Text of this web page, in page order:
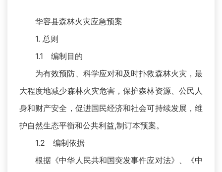
华容县森林火灾应急预案
1. 总则
1.1 编制目的
为有效预防、科学应对和及时扑救森林火灾，最
大程度地减少森林火灾危害，保护森林资源、公民人
身和财产安全，促进国民经济和社会可持续发展，维
护自然生态平衡和公共利益,制订本预案。
1.2 编制依据
根据《中华人民共和国突发事件应对法》、《中